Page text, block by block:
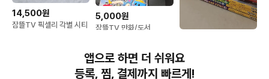
14,500원
잠뜰TV 픽셀리 각별 시티
5,000원
잠뜰TV 만화/도서
판매합니다
앱으로 하면 더 쉬워요
등록, 찜, 결제까지 빠르게!